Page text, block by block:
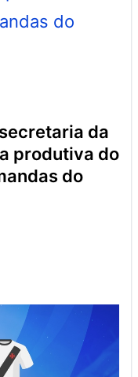
produtiva do
do